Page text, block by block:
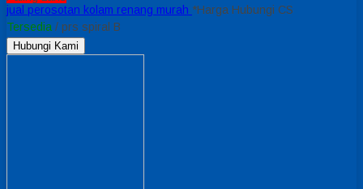
jual perosotan kolam renang murah *Harga Hubungi CS
Tersedia / prs spiral B
Hubungi Kami